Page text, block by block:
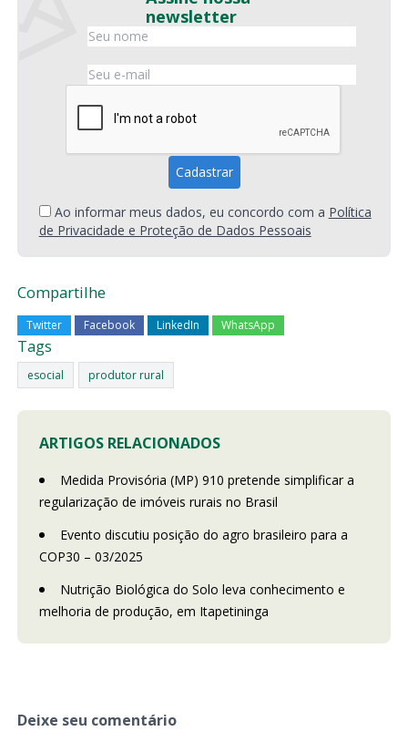
newsletter
Ao informar meus dados, eu concordo com a Política
de Privacidade e Proteção de Dados Pessoais
Compartilhe
Twitter Facebook LinkedIn WhatsApp
Tags
esocial produtor rural
ARTIGOS RELACIONADOS
Medida Provisória (MP) 910 pretende simplificar a
regularização de imóveis rurais no Brasil
Evento discutiu posição do agro brasileiro para a
COP30 – 03/2025
Nutrição Biológica do Solo leva conhecimento e
melhoria de produção, em Itapetininga
Deixe seu comentário